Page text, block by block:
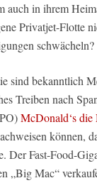
auch in ihrem
Privatjet-Flotte
schwächeln?
sind bekanntlich
Treiben nach
McDonald‘s
können,
Der Fast-Food-
„Big Mac“